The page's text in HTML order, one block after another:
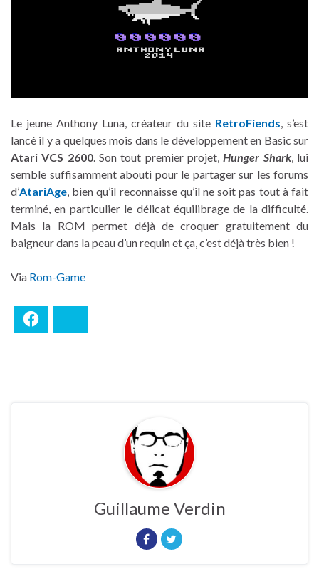
Le jeune Anthony Luna, créateur du site RetroFiends, s’est
lancé il y a quelques mois dans le développement en Basic sur
Atari VCS 2600. Son tout premier projet,Hunger Shark, lui
semble suffisamment abouti pour le partager sur les forums
d’AtariAge, bien qu’il reconnaisse qu’il ne soit pas tout à fait
terminé, en particulier le délicat équilibrage de la difficulté.
Mais la ROM permet déjà de croquer gratuitement du
baigneur dans la peau d’un requin et ça, c’est déjà très bien !
Via Rom-Game
Guillaume Verdin